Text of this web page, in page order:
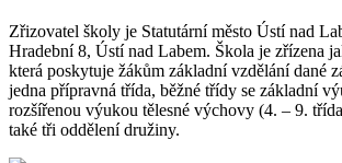
Zřizovatel školy je Statutární město Ústí nad
Hradební 8, Ústí nad Labem. Škola je zřízena
která poskytuje žákům základní vzdělání dané
jedna přípravná třída, běžné třídy se základní
rozšířenou výukou tělesné výchovy (4. – 9.
také tři oddělení družiny.